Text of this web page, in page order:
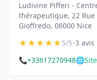
Ludivine Pifferi -
thérapeutique, 22 Rue
Gioffredo, 06000 Nice
★★★★★5/5•3 avis
📞+33617270948🌐